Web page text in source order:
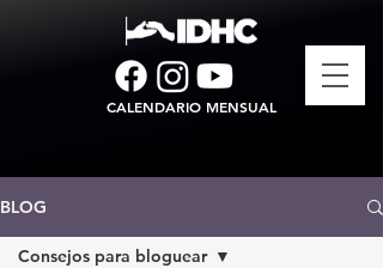
CALENDARIO MENSUAL
BLOG
Consejos para bloguear